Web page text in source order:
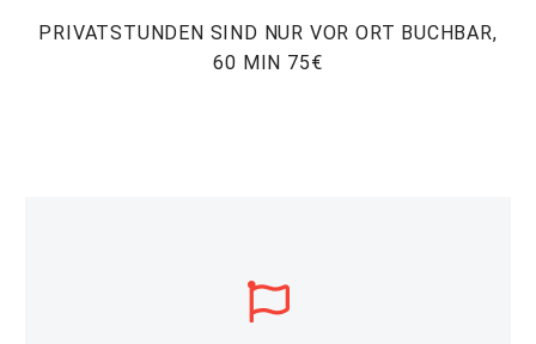
PRIVATSTUNDEN SIND NUR VOR ORT BUCHBAR,
60 MIN 75€